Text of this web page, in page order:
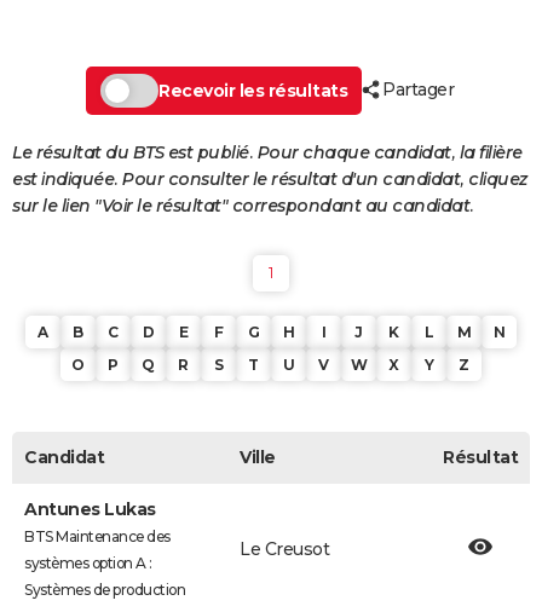
Se connecter
Entreprises
Service militaire
Avis de recherche
AVIS DE DÉCÈS
FORUM
Bricolage
Lifestyle
Culture
Sport
Auto
Television
Voyage
Cinema
Recevoir les résultats Partager
Le résultat du BTS est publié. Pour chaque candidat, la filière
est indiquée. Pour consulter le résultat d'un candidat, cliquez
sur le lien "Voir le résultat" correspondant au candidat.
1
A B C D E F G H I J K L M
N
O
P Q R S T U V W X Y Z
Candidat Ville Résultat
Antunes Lukas
BTS Maintenance des
systèmes option A :
Systèmes de production
Le Creusot